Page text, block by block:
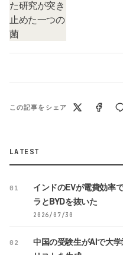
この記事をシェア
LATEST
01
インドのEVが電費効率
ラとBYDを抜いた
2026/07/30
02
中国の受験生がAIで大